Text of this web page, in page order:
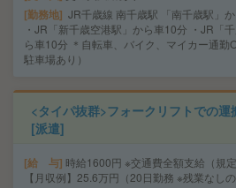
勤務地 JR千歳線 南千歳駅 「南千歳駅」
・JR「新千歳空港駅」から車10分 ・JR「
ら車10分 ＊自転車、バイク、マイカー通勤
駐車場あり）
<タイパ抜群>フォークリフトでの運
[派遣]
給 与 時給1600円 ※交通費全額支給（規定
【月収例】25.6万円（20日勤務 ※残業なしの